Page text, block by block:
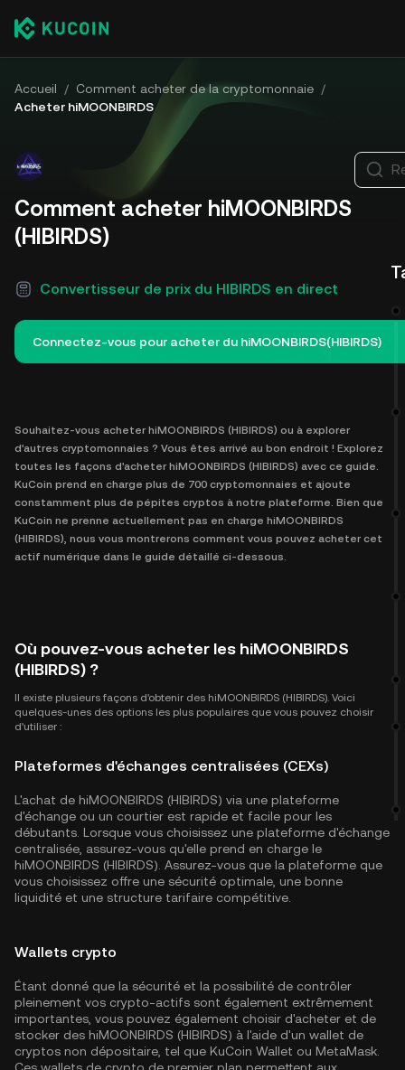
Accueil / Comment acheter de la cryptomonnaie /
Acheter hiMOONBIRDS
Comment acheter hiMOONBIRDS
(HIBIRDS)
Convertisseur de prix du HIBIRDS en direct
Connectez-vous pour acheter du hiMOONBIRDS(HIBIRDS)
Souhaitez-vous acheter hiMOONBIRDS (HIBIRDS) ou à explorer
d'autres cryptomonnaies ? Vous êtes arrivé au bon endroit ! Explorez
toutes les façons d'acheter hiMOONBIRDS (HIBIRDS) avec ce guide.
KuCoin prend en charge plus de 700 cryptomonnaies et ajoute
constamment plus de pépites cryptos à notre plateforme. Bien que
KuCoin ne prenne actuellement pas en charge hiMOONBIRDS
(HIBIRDS), nous vous montrerons comment vous pouvez acheter cet
actif numérique dans le guide détaillé ci-dessous.
Où pouvez-vous acheter les hiMOONBIRDS
(HIBIRDS) ?
Il existe plusieurs façons d'obtenir des hiMOONBIRDS (HIBIRDS). Voici
quelques-unes des options les plus populaires que vous pouvez choisir
d'utiliser :
Plateformes d'échanges centralisées (CEXs)
L'achat de hiMOONBIRDS (HIBIRDS) via une plateforme
d'échange ou un courtier est rapide et facile pour les
débutants. Lorsque vous choisissez une plateforme d'échange
centralisée, assurez-vous qu'elle prend en charge le
hiMOONBIRDS (HIBIRDS). Assurez-vous que la plateforme que
vous choisissez offre une sécurité optimale, une bonne
liquidité et une structure tarifaire compétitive.
Wallets crypto
Étant donné que la sécurité et la possibilité de contrôler
pleinement vos crypto-actifs sont également extrêmement
importantes, vous pouvez également choisir d'acheter et de
stocker des hiMOONBIRDS (HIBIRDS) à l'aide d'un wallet de
cryptos non dépositaire, tel que KuCoin Wallet ou MetaMask.